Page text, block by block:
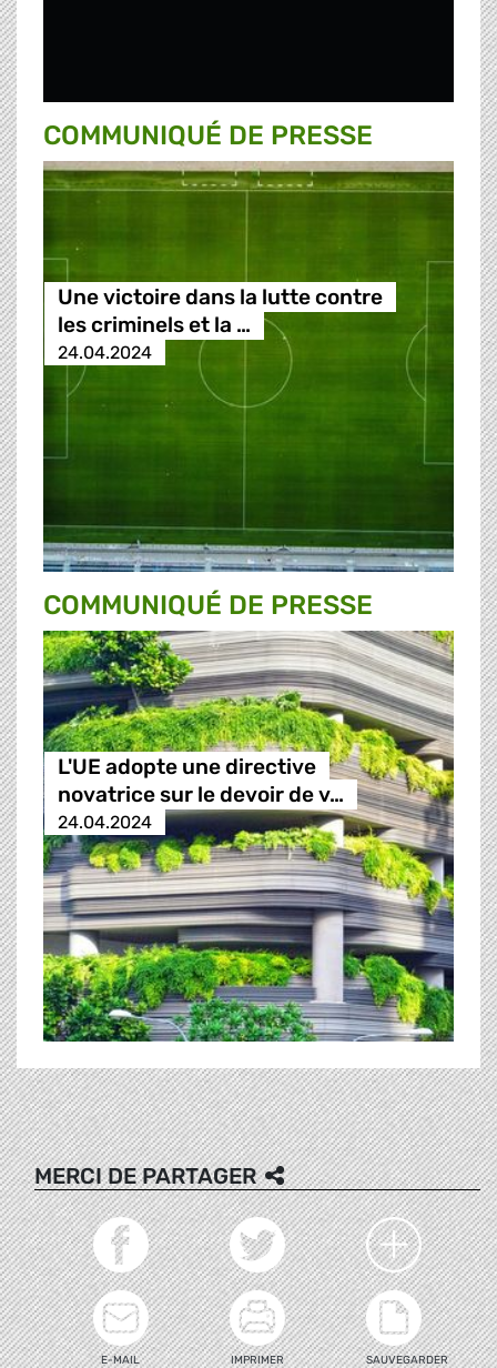
COMMUNIQUÉ DE PRESSE
Une victoire dans la lutte contre
les criminels et la …
24.04.2024
COMMUNIQUÉ DE PRESSE
L'UE adopte une directive
novatrice sur le devoir de v…
24.04.2024
MERCI DE PARTAGER
E-MAIL IMPRIMER
SAUVEGARDER